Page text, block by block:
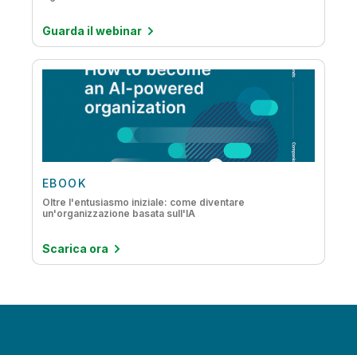
Guarda il webinar
EBOOK
Oltre l'entusiasmo iniziale: come diventare
un'organizzazione basata sull'IA
Scarica ora